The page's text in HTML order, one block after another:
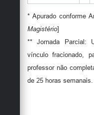
* Apurado conforme
Magistério]
** Jornada Parcial:
vínculo fracionado,
professor não
de 25 horas semanais.